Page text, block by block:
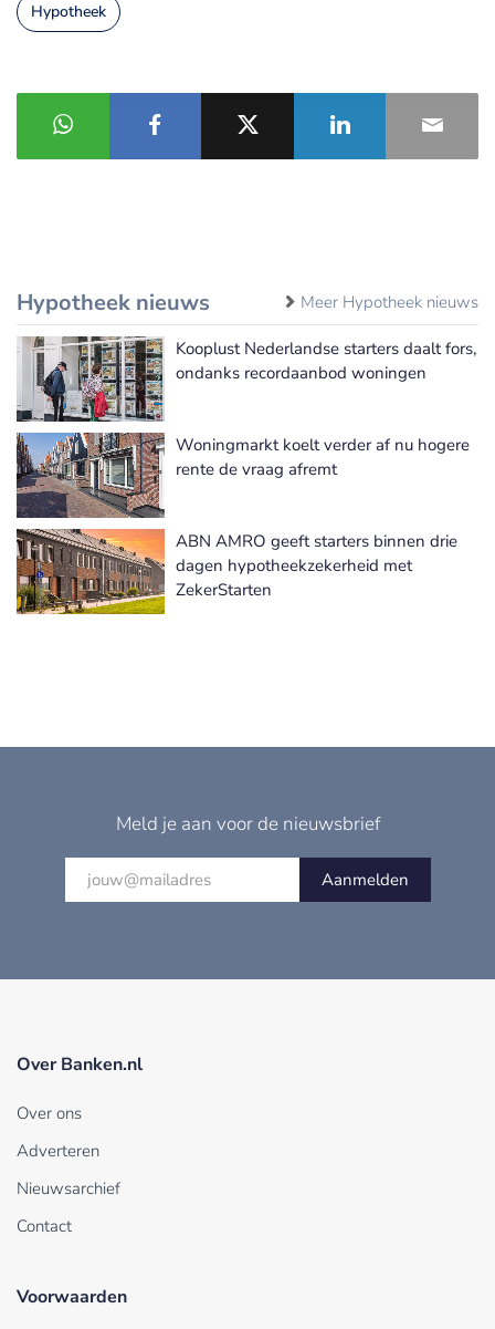
Hypotheek
Hypotheek nieuws Meer Hypotheek nieuws
Kooplust Nederlandse starters daalt fors,
ondanks recordaanbod woningen
Woningmarkt koelt verder af nu hogere
rente de vraag afremt
ABN AMRO geeft starters binnen drie
dagen hypotheekzekerheid met
ZekerStarten
Meld je aan voor de nieuwsbrief
Aanmelden
Over Banken.nl
Over ons
Adverteren
Nieuwsarchief
Contact
Voorwaarden